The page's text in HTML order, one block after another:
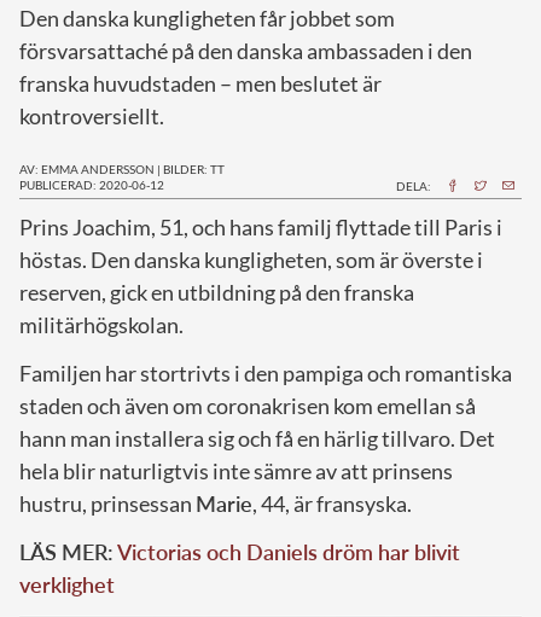
Den danska kungligheten får jobbet som
försvarsattaché på den danska ambassaden i den
franska huvudstaden – men beslutet är
kontroversiellt.
AV: EMMA ANDERSSON | BILDER: TT
PUBLICERAD: 2020-06-12
DELA:
Prins Joachim, 51, och hans familj flyttade till Paris i
höstas. Den danska kungligheten, som är överste i
reserven, gick en utbildning på den franska
militärhögskolan.
Familjen har stortrivts i den pampiga och romantiska
staden och även om coronakrisen kom emellan så
hann man installera sig och få en härlig tillvaro. Det
hela blir naturligtvis inte sämre av att prinsens
hustru, prinsessan Marie, 44, är fransyska.
LÄS MER:Victorias och Daniels dröm har blivit
verklighet